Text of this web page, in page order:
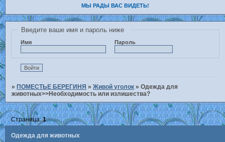
МЫ РАДЫ ВАС ВИДЕТЬ!
Введите ваше имя и пароль ниже
Имя Пароль
»ПОМЕСТЬЕ БЕРЕГИНЯ »Живой уголок »Одежда для
животных>>Необходимость или излишества?
Одежда для животных
Страница:1